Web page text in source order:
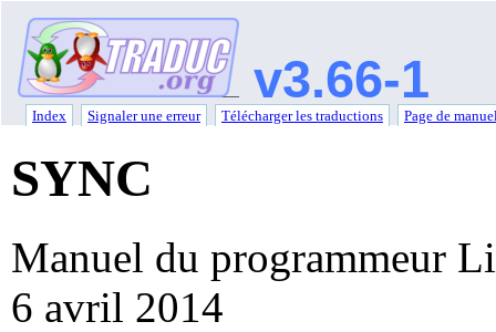
v3.66-1
Index Signaler une erreur Télécharger les traductions Page de
SYNC
Manuel du programmeur
6 avril 2014